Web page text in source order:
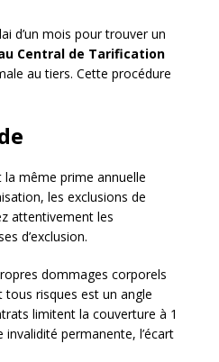
d’un mois pour trouver un
Central de Tarification
au tiers. Cette procédure
même prime annuelle
les exclusions de
attentivement les
d’exclusion.
dommages corporels
tous risques est un angle
limitent la couverture à 1
permanente, l’écart